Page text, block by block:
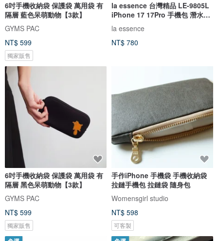
6吋手機收納袋 保護袋 萬用袋 有
隔層 藍色呆萌動物【3款】
GYMS PAC
NT$ 599
獨家販售
la essence 台灣精品 LE-9805L
iPhone 17 17Pro 手機包 潛水衣
布la essence
NT$ 780
6吋手機收納袋 保護袋 萬用袋 有
隔層 黑色呆萌動物【3款】
GYMS PAC
NT$ 599
獨家販售
手作iPhone 手機袋 手機收納袋
拉鏈手機包 拉鏈袋 隨身包
Womensgirl studio
NT$ 598
可客製